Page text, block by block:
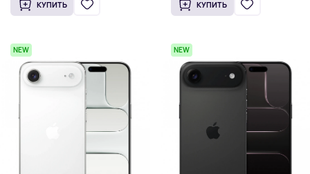
КУПИТЬ КУПИТЬ
NEW NEW